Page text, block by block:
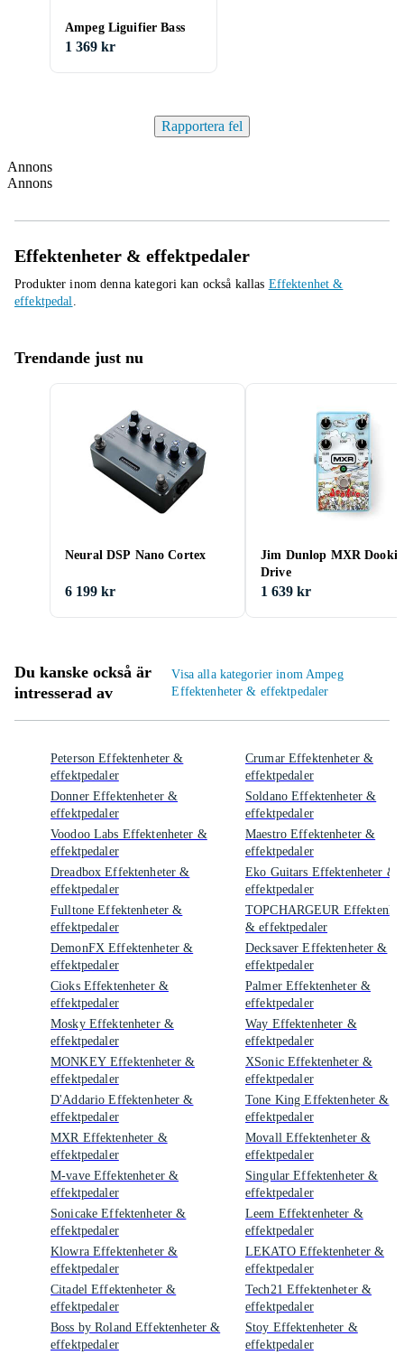
Ampeg Liguifier Bass
1 369 kr
Rapportera fel
Annons
Annons
Effektenheter & effektpedaler
Produkter inom denna kategori kan också kallas Effektenhet &
effektpedal.
Trendande just nu
Neural DSP Nano Cortex
6 199 kr
Jim Dunlop MXR Dookie
Drive
1 639 kr
Du kanske också är
intresserad av
Visa alla kategorier inom Ampeg
Effektenheter & effektpedaler
Peterson Effektenheter &
effektpedaler
Donner Effektenheter &
effektpedaler
Voodoo Labs Effektenheter &
effektpedaler
Dreadbox Effektenheter &
effektpedaler
Fulltone Effektenheter &
effektpedaler
DemonFX Effektenheter &
effektpedaler
Cioks Effektenheter &
effektpedaler
Mosky Effektenheter &
effektpedaler
MONKEY Effektenheter &
effektpedaler
D'Addario Effektenheter &
effektpedaler
MXR Effektenheter &
effektpedaler
M-vave Effektenheter &
effektpedaler
Sonicake Effektenheter &
effektpedaler
Klowra Effektenheter &
effektpedaler
Citadel Effektenheter &
effektpedaler
Boss by Roland Effektenheter &
effektpedaler
Crumar Effektenheter &
effektpedaler
Soldano Effektenheter &
effektpedaler
Maestro Effektenheter &
effektpedaler
Eko Guitars Effektenheter &
effektpedaler
TOPCHARGEUR
& effektpedaler
Decksaver Effektenheter &
effektpedaler
Palmer Effektenheter &
effektpedaler
Way Effektenheter &
effektpedaler
XSonic Effektenheter &
effektpedaler
Tone King Effektenheter &
effektpedaler
Movall Effektenheter &
effektpedaler
Singular Effektenheter &
effektpedaler
Leem Effektenheter &
effektpedaler
LEKATO Effektenheter &
effektpedaler
Tech21 Effektenheter &
effektpedaler
Stoy Effektenheter &
effektpedaler